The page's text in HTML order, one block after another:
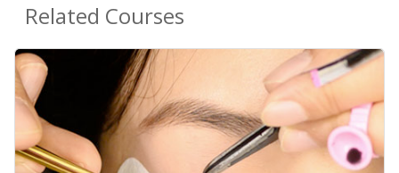
Related Courses